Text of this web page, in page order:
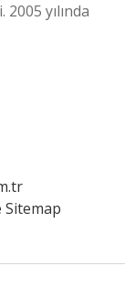
2005 yılında
Sitemap